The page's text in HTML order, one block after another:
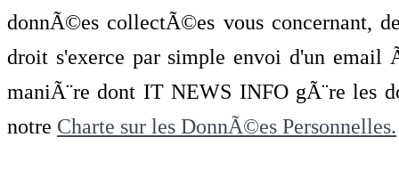
donnÃ©es collectÃ©es vous concernant,
droit s'exerce par simple envoi d'un
maniÃ¨re dont IT NEWS INFO gÃ¨re les
notre Charte sur les DonnÃ©es Personnelles.